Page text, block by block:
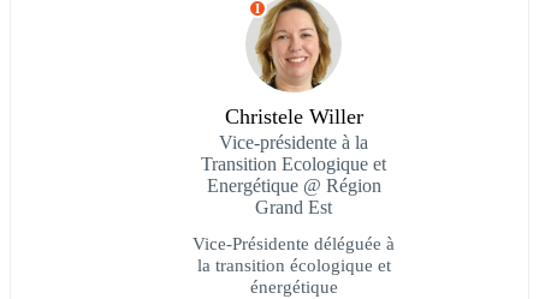
I
Christele Willer
Vice-présidente à la
Transition Ecologique et
Energétique @ Région
Grand Est
Vice-Présidente déléguée à
la transition écologique et
énergétique